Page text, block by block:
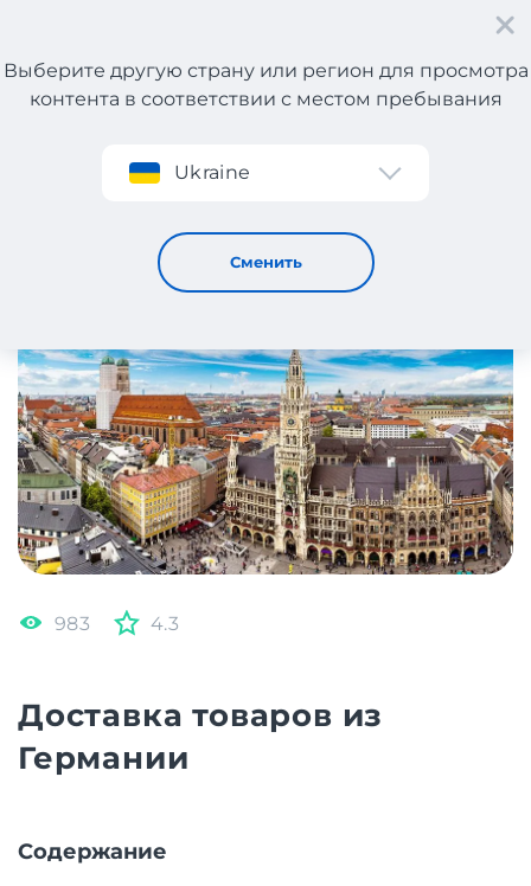
Регистрация
Выберите другую страну или регион для просмотра
контента в соответствии с местом пребывания
Ukraine
Сменить
Доставка товаров из Германии
983 4.3
Доставка товаров из
Германии
Содержание